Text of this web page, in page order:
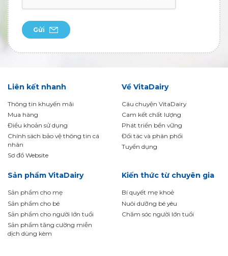
Gửi
Liên kết nhanh
Thông tin khuyến mãi
Mua hàng
Điều khoản sử dụng
Chính sách bảo vệ thông tin cá
nhân
Sơ đồ Website
Về VitaDairy
Câu chuyện VitaDairy
Cam kết chất lượng
Phát triển bền vững
Đối tác và phân phối
Tuyển dụng
Sản phẩm VitaDairy
Sản phẩm cho mẹ
Sản phẩm cho bé
Sản phẩm cho người lớn tuổi
Sản phẩm tăng cường miễn
dịch dùng kèm
Kiến thức từ chuyên gia
Bí quyết mẹ khoẻ
Nuôi dưỡng bé yêu
Chăm sóc người lớn tuổi